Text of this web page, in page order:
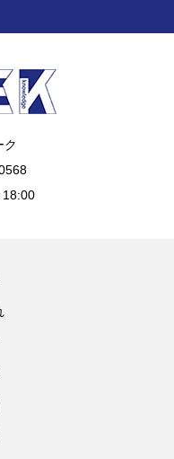
ク
18:00